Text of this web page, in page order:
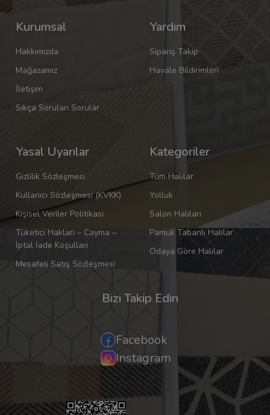
Kurumsal
Hakkımızda
Mağazamız
İletişim
Sıkça Sorulan Sorular
Yardım
Sipariş Takip
Havale Bildirimleri
Yasal Uyarılar
Gizlilik Sözleşmesi
Kullanıcı Sözleşmesi (KVKK)
Kişisel Veriler Politikası
Tüketici Haklari – Cayma –
İptal İade Koşullari
Mesafeli Satış Sözleşmesi
Kategoriler
Tüm Halılar
Yolluk
Salon Halıları
Pamuk Tabanlı Halılar
Odaya Göre Halılar
Bizi Takip Edin
Facebook
Instagram